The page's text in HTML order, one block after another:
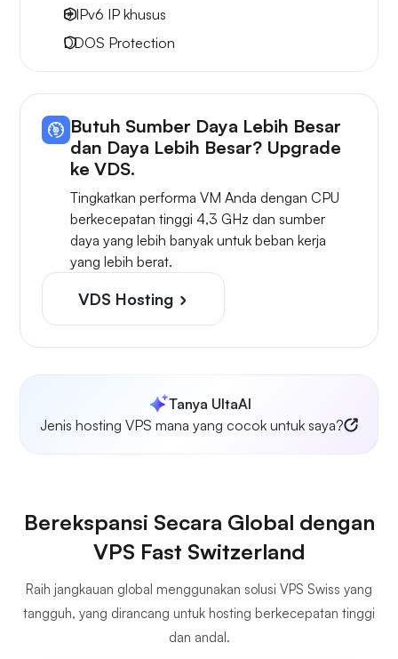
8 IPv6 IP khusus
DDOS Protection
Butuh Sumber Daya Lebih Besar
dan Daya Lebih Besar? Upgrade
ke VDS.
Tingkatkan performa VM Anda dengan CPU
berkecepatan tinggi 4,3 GHz dan sumber
daya yang lebih banyak untuk beban kerja
yang lebih berat.
VDS Hosting
Tanya UltaAI
Jenis hosting VPS mana yang cocok untuk saya?
Berekspansi Secara Global dengan
VPS Fast Switzerland
Raih jangkauan global menggunakan solusi VPS Swiss yang
tangguh, yang dirancang untuk hosting berkecepatan tinggi
dan andal.